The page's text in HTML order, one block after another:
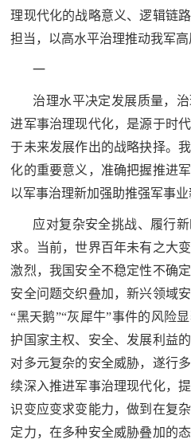
点
追
规
国
防
法
规
国
防
知
国
防
知
全
民
国
防
全
民
国
弟
理现代化的战略意义、逻辑链
担当，以高水平治理推动我军高
一
治理水平决定发展质量，
进军事治理现代化，是源于时
于未来发展作出的战略抉择。
化的重要意义，准确把握推进
以军事治理新加强助推强军事业
应对复杂安全挑战、履行
求。当前，世界百年未有之大
激烈，我国安全不稳定性不确
安全问题交织叠加，新兴领域
“黑天鹅”“灰犀牛”事件的风险
护国家主权、安全、发展利益
对多元复杂的安全威胁，遂行
续深入推进军事治理现代化，
识变应变求变能力，做到在复
定力，在多种安全威胁叠加的